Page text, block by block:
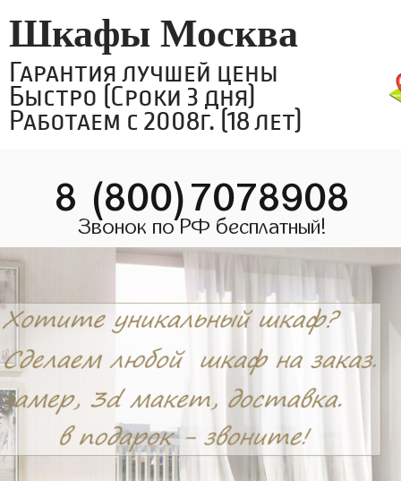
Шкафы Москва
Гарантия лучшей цены
Быстро (Сроки 3 дня)
Работаем с 2008г. (18 лет)
8 (800)7078908
Звонок по РФ бесплатный!